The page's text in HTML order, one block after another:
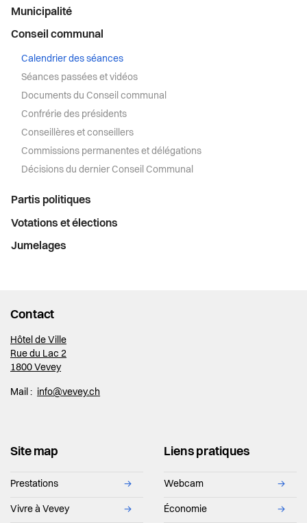
Menu
latéral
Municipalité
Conseil communal
Calendrier des séances
Séances passées et vidéos
Documents du Conseil communal
Confrérie des présidents
Conseillères et conseillers
Commissions permanentes et délégations
Décisions du dernier Conseil Communal
Partis politiques
Votations et élections
Jumelages
Contact
Hôtel de Ville
Rue du Lac 2
1800 Vevey
Mail : info@vevey.ch
Site map
Prestations →
Vivre à Vevey →
Liens pratiques
Webcam →
Économie →